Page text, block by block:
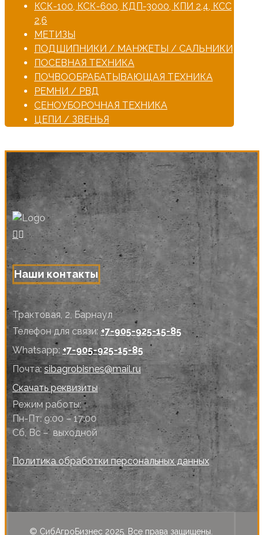
КСК-100, КСК-600, КДП-3000, КПИ 2,4, КСС
2,6
МЕТИЗЫ
ПОДШИПНИКИ / МАНЖЕТЫ / САЛЬНИКИ
ПОСЕВНАЯ ТЕХНИКА
ПОЧВООБРАБАТЫВАЮЩАЯ ТЕХНИКА
РЕМНИ / РВД
СЕНОУБОРОЧНАЯ ТЕХНИКА
ЦЕПИ / ЗВЕНЬЯ
Наши контакты
Трактовая, 2, Барнаул
Телефон для связи:+7-905-925-15-85
Whatsapp: +7-905-925-15-85
Почта: sibagrobisnes@mail.ru
Скачать реквизиты
Режим работы:
Пн-Пт: 9:00 – 17:00
Сб, Вс – выходной
Политика обработки персональных данных
© СибАгроБизнес 2025. Все права защищены.